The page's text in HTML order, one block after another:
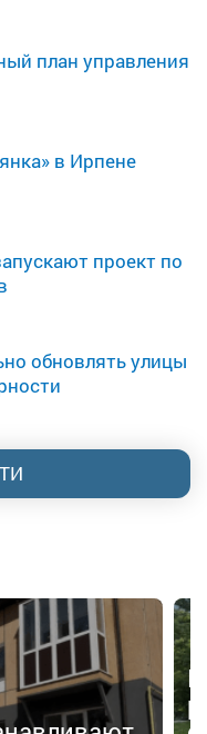
план управления
в Ирпене
проект по
обновлять улицы